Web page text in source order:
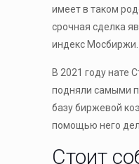
имеет в таком
срочная сделка
индекс Мосбиржи.
В 2021 году нате
подняли самыми
базу биржевой
помощью него
Стоит